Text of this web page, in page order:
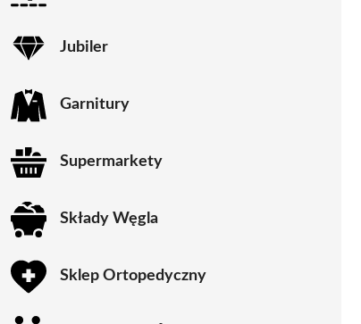
Jubiler
Garnitury
Supermarkety
Składy Węgla
Sklep Ortopedyczny